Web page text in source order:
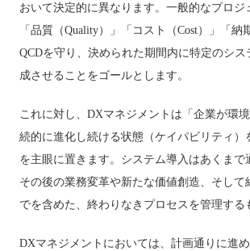
おいて決定的に異なります。一般的なプロジ
「品質（Quality）」「コスト（Cost）」「納
QCDを守り、決められた期間内に特定のシ
成させることをゴールとします。
これに対し、DXマネジメントは「企業が環
続的に進化し続ける状態（ケイパビリティ）
を主眼に置きます。システム導入はあくまで
その後の業務変革や新たな価値創造、そして
でを含めた、終わりなきプロセスを管理する
DXマネジメントにおいては、計画通りに進